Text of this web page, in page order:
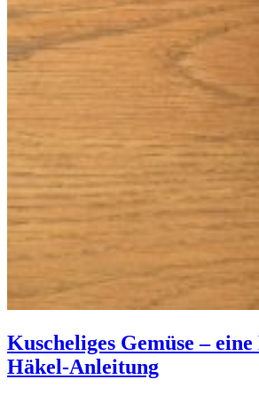
Kuscheliges Gemüse –
Häkel-Anleitung